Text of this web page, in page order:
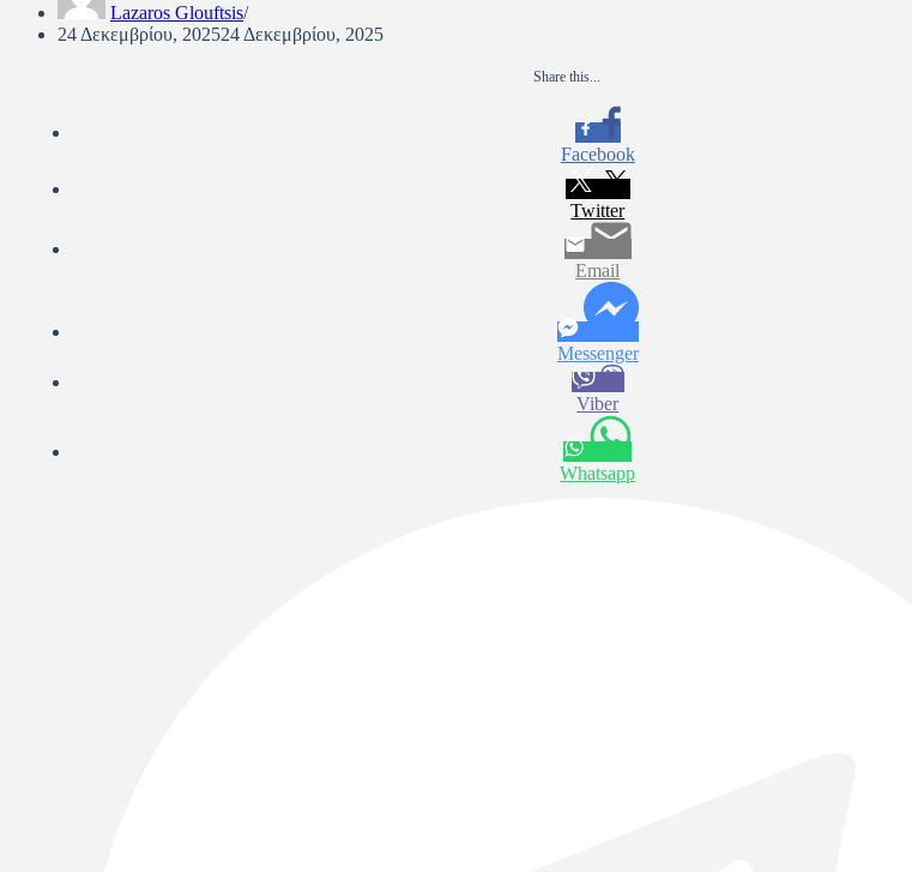
Lazaros Glouftsis
24 Δεκεμβρίου, 202524 Δεκεμβρίου, 2025
Share this...
Facebook
Twitter
Email
Messenger
Viber
Whatsapp